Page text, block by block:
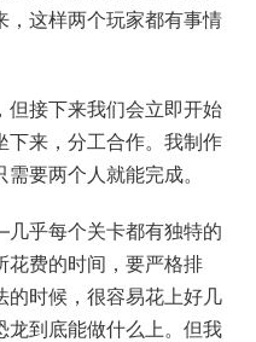
，这样两个玩家都有事情
但接下来我们会立即开始
下来，分工合作。我制作
要两个人就能完成。
乎每个关卡都有独特的
花费的时间，要严格排
的时候，很容易花上好几
龙到底能做什么上。但我